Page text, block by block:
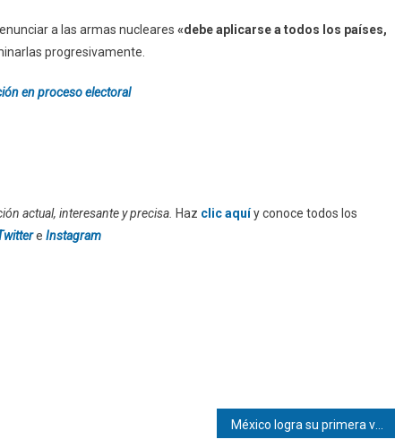
a las armas nucleares «debe aplicarse a todos los países,
progresivamente.
en proceso electoral
actual, interesante y precisa. Haz clic aquíy conoce todos los
e Instagram